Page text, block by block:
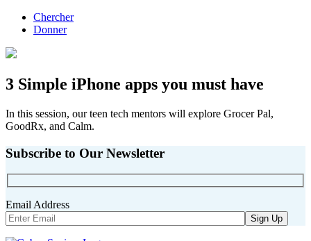
Chercher
Donner
3 Simple iPhone apps you must have
In this session, our teen tech mentors will explore Grocer Pal,
GoodRx, and Calm.
Subscribe to Our Newsletter
Email Address